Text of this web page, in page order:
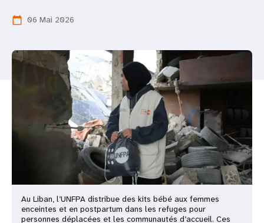
calendar_today 06 Mai 2026
Au Liban, l’UNFPA distribue des kits bébé aux femmes
enceintes et en postpartum dans les refuges pour
personnes déplacées et les communautés d’accueil. Ces